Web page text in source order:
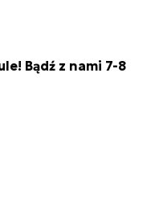
Bądź z nami 7-8